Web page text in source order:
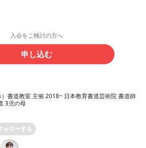
入会をご検討の方へ
申し込む
書道教室 主催 2018~ 日本教育書道芸術院 書道師
3児の母
ォローする